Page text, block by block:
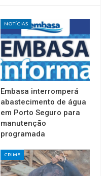
NOTÍCIAS
Embasa interromperá
abastecimento de água
em Porto Seguro para
manutenção
programada
CRIME